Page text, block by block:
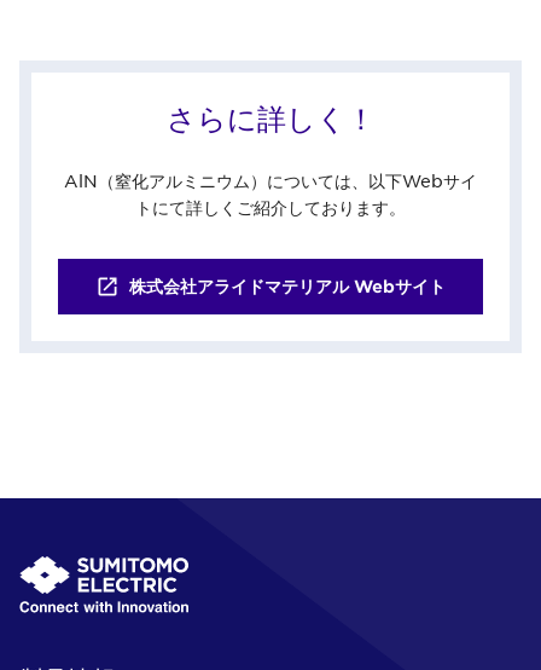
さらに詳しく！
AlN（窒化アルミニウム）については、以下Webサイ
トにて詳しくご紹介しております。
株式会社アライドマテリアル Webサイト